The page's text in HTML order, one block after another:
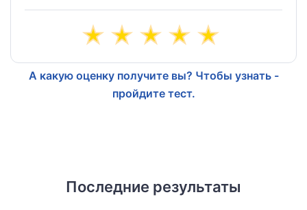
А какую оценку получите вы? Чтобы узнать -
пройдите тест.
Последние результаты